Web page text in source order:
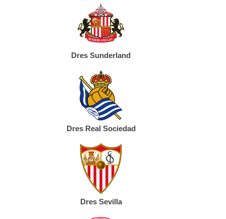
Dres Sunderland
Dres Real Sociedad
Dres Sevilla